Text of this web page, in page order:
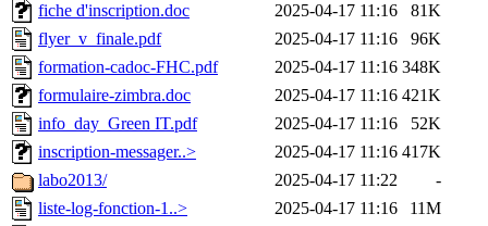
fiche d'inscription.doc
2025-04-17 11:16
81K
flyer_v_finale.pdf
2025-04-17 11:16
96K
formation-cadoc-FHC.pdf
2025-04-17 11:16 348K
formulaire-zimbra.doc
2025-04-17 11:16 421K
info_day_Green IT.pdf
2025-04-17 11:16
52K
inscription-messager..>
2025-04-17 11:16 417K
labo2013/
2025-04-17 11:22
-
liste-log-fonction-1..>
2025-04-17 11:16
11M